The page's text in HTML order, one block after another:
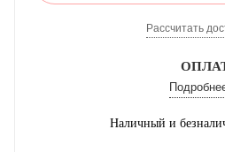
Рассчитать
Наличный и